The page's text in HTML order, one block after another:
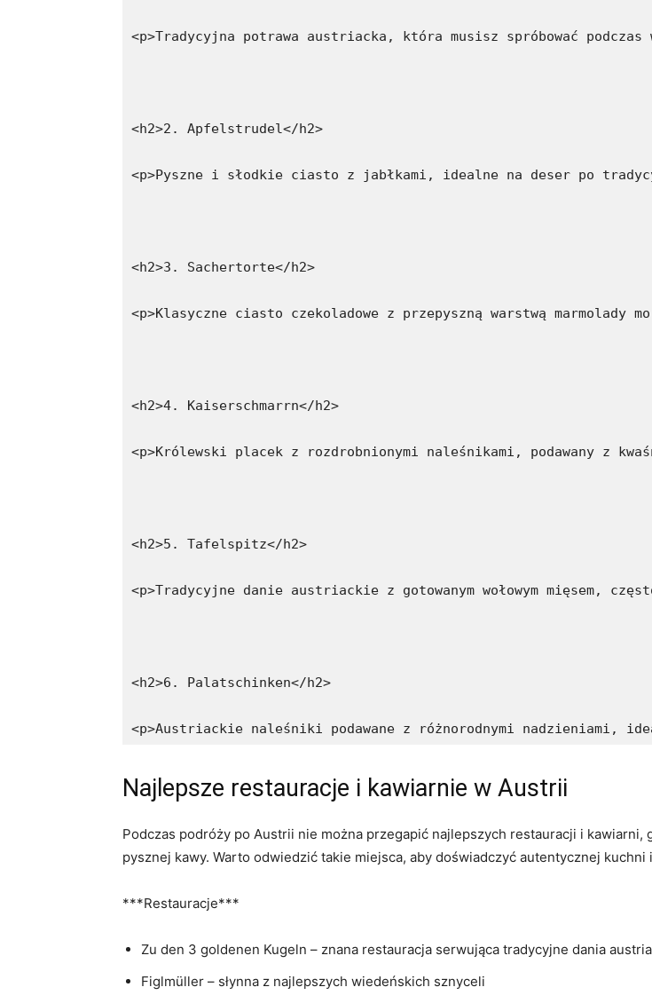
<p>Tradycyjna potrawa austriacka, która musisz spróbować
<h2>2. Apfelstrudel</h2>
<p>Pyszne i słodkie ciasto z jabłkami, idealne na deser po
<h2>3. Sachertorte</h2>
<p>Klasyczne ciasto czekoladowe z przepyszną warstwą marmolady
<h2>4. Kaiserschmarrn</h2>
<p>Królewski placek z rozdrobnionymi naleśnikami, podawany z
<h2>5. Tafelspitz</h2>
<p>Tradycyjne danie austriackie z gotowanym wołowym mięsem,
<h2>6. Palatschinken</h2>
<p>Austriackie naleśniki podawane z różnorodnymi nadzieniami,
Najlepsze restauracje i kawiarnie w Austrii
Podczas ⁤podróży ⁢po Austrii nie można ⁤przegapić ⁢najlepszych restauracji⁤ i
pysznej kawy. Warto odwiedzić⁤ takie miejsca, aby doświadczyć autentycznej
***Restauracje***
Zu den 3 goldenen Kugeln – znana restauracja ‌serwująca tradycyjne dania
Figlmüller – słynna z najlepszych⁢ wiedeńskich sznyceli